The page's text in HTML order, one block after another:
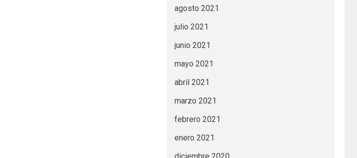
agosto 2021
julio 2021
junio 2021
mayo 2021
abril 2021
marzo 2021
febrero 2021
enero 2021